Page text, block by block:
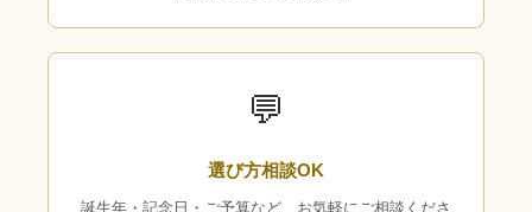
💬
選び方相談OK
誕生年・記念日・ご予算など、お気軽にご相談くださ